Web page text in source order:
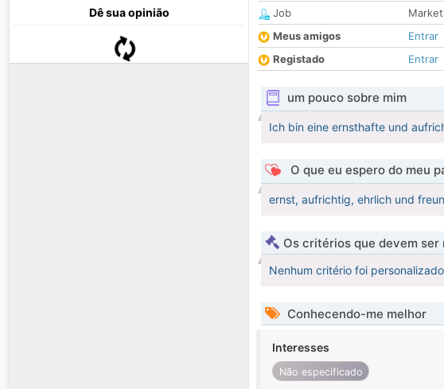
Dê sua opinião
Job
Meus amigos
Entrar
Registado
Entrar
um pouco sobre mim
Ich bin eine ernsthafte und
O que eu espero do meu
ernst, aufrichtig, ehrlich und
Os critérios que devem ser
Nenhum critério foi personalizado
Conhecendo-me melhor
Interesses
Não especificado